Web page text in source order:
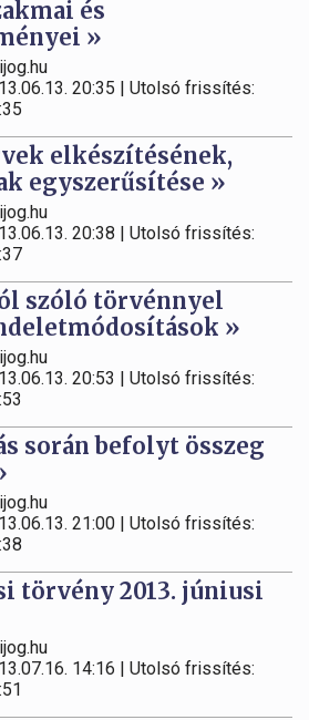
és
»
20:35 | Utolsó frissítés:
elkészítésének,
egyszerűsítése »
20:38 | Utolsó frissítés:
szóló törvénnyel
»
20:53 | Utolsó frissítés:
során befolyt összeg
21:00 | Utolsó frissítés:
törvény 2013. júniusi
14:16 | Utolsó frissítés: